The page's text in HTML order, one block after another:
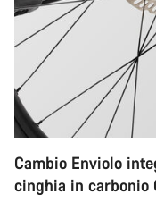
Cambio Enviolo
cinghia in carbonio